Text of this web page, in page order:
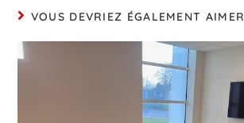
VOUS DEVRIEZ ÉGALEMENT AIMER